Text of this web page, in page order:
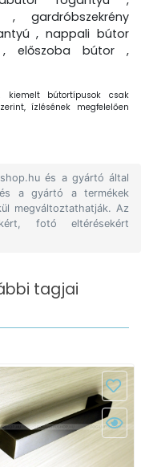
gardróbszekrény
, nappali bútor
előszoba bútor ,
kiemelt bútortípusok csak
ízlésének megfelelően
és a gyártó által
a gyártó a termékek
megváltoztathatják. Az
fotó eltérésekért
tagjai